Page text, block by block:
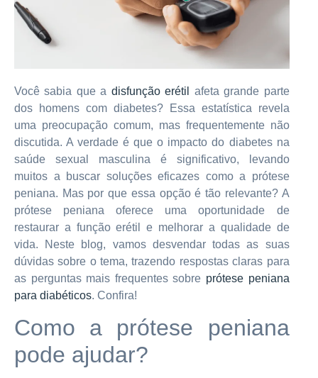
Você sabia que a disfunção erétil
afeta grande parte
dos homens com diabetes? Essa estatística revela
uma preocupação comum, mas frequentemente não
discutida. A verdade é que o impacto do diabetes na
saúde sexual masculina é significativo, levando
muitos a buscar soluções eficazes como a prótese
peniana. Mas por que essa opção é tão relevante? A
prótese peniana oferece uma oportunidade de
restaurar a função erétil e melhorar a qualidade de
vida. Neste blog, vamos desvendar todas as suas
dúvidas sobre o tema, trazendo respostas claras para
as perguntas mais frequentes sobre prótese peniana
para diabéticos. Confira!
Como a prótese peniana
pode ajudar?